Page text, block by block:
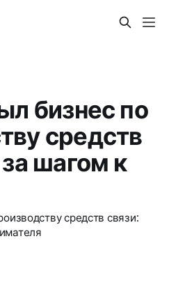
бизнес по
средств
шагом к
средств связи: